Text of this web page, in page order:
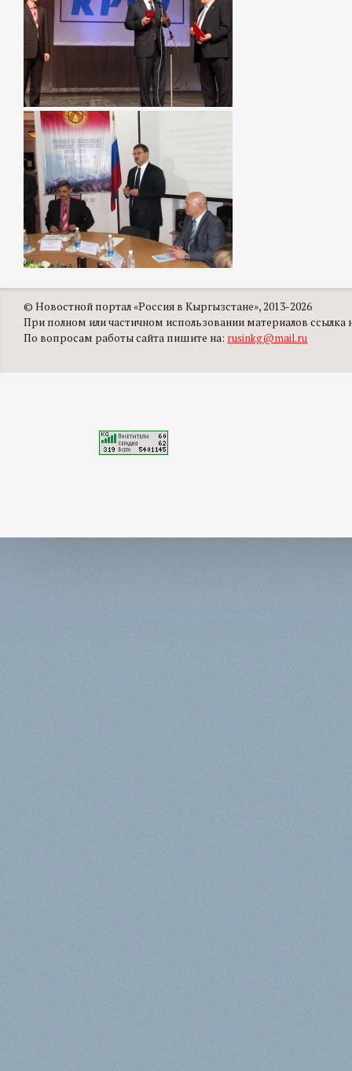
© Новостной портал «Россия в Кыргызстане», 2013-2026
При полном или частичном использовании материалов ссылка
По вопросам работы сайта пишите на: rusinkg@mail.ru